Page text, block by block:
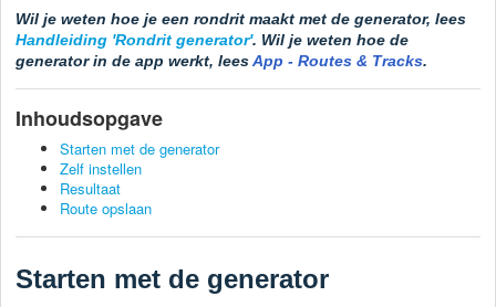
Wil je weten hoe je een rondrit maakt met de generator, lees
Handleiding 'Rondrit generator'. Wil je weten hoe de
generator in de app werkt, leesApp - Routes & Tracks.
Inhoudsopgave
Starten met de generator
Zelf instellen
Resultaat
Route opslaan
Starten met de generator